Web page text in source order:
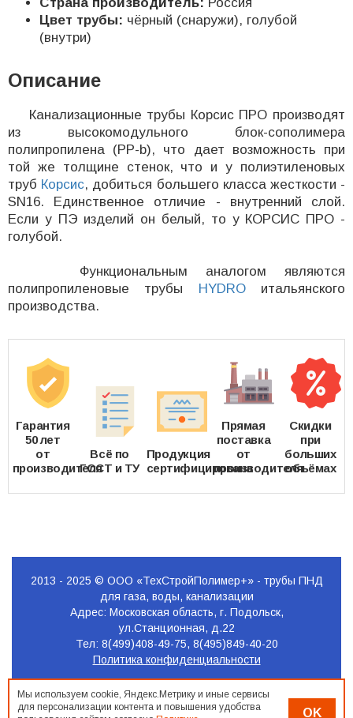
Цвет трубы: чёрный (снаружи), голубой
(внутри)
Описание
Канализационные трубы Корсис ПРО производят
из высокомодульного блок-сополимера
полипропилена (PP-b), что дает возможность при
той же толщине стенок, что и у полиэтиленовых
труб Корсис, добиться большего класса жесткости -
SN16. Единственное отличие - внутренний слой.
Если у ПЭ изделий он белый, то у КОРСИС ПРО -
голубой.
Функциональным аналогом являются
полипропиленовые трубы HYDROитальянского
производства.
Гарантия
50 лет
от
производителя
Всё по
ГОСТ и ТУ
Продукция
сертифицирована
Прямая
поставка
от
производителя
Скидки
при
больших
объёмах
2013 - 2025 © ООО «ТехСтройПолимер+» - трубы ПНД
для газа, воды, канализации
Адрес: Московская область, г. Подольск,
ул.Станционная, д.22
Тел: 8(499)408-49-75, 8(495)849-40-20
Политика конфиденциальности
Продвижение
сайта
Мы используем cookie, Яндекс.Метрику и иные сервисы
для персонализации контента и повышения удобства
OK